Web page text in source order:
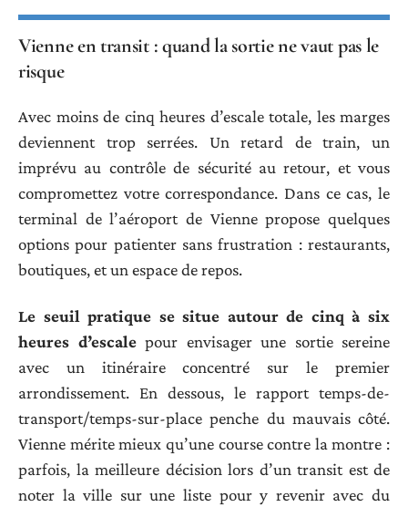
Vienne en transit : quand la sortie ne vaut pas le
risque
Avec moins de cinq heures d’escale totale, les marges
deviennent trop serrées. Un retard de train, un
imprévu au contrôle de sécurité au retour, et vous
compromettez votre correspondance. Dans ce cas, le
terminal de l’aéroport de Vienne propose quelques
options pour patienter sans frustration : restaurants,
boutiques, et un espace de repos.
Le seuil pratique se situe autour de cinq à six
heures d’escalepour envisager une sortie sereine
avec un itinéraire concentré sur le premier
arrondissement. En dessous, le rapport temps-de-
transport/temps-sur-place penche du mauvais côté.
Vienne mérite mieux qu’une course contre la montre :
parfois, la meilleure décision lors d’un transit est de
noter la ville sur une liste pour y revenir avec du